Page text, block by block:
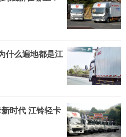
什么遍地都是江
时代 江铃轻卡